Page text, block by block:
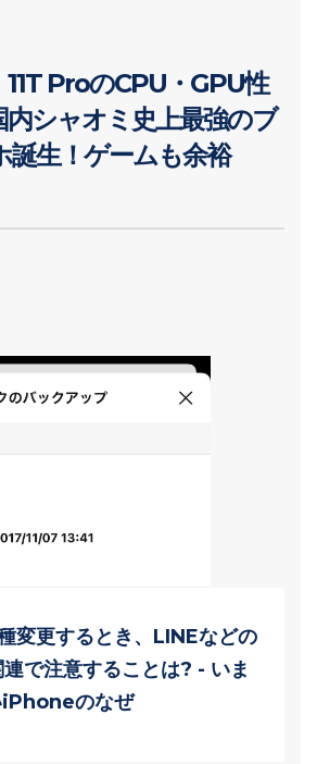
ProのCPU・GPU性
内シャオミ史上最強のブ
誕生！ゲームも余裕
変更するとき、LINEなどの
で注意することは? - いま
iPhoneのなぜ